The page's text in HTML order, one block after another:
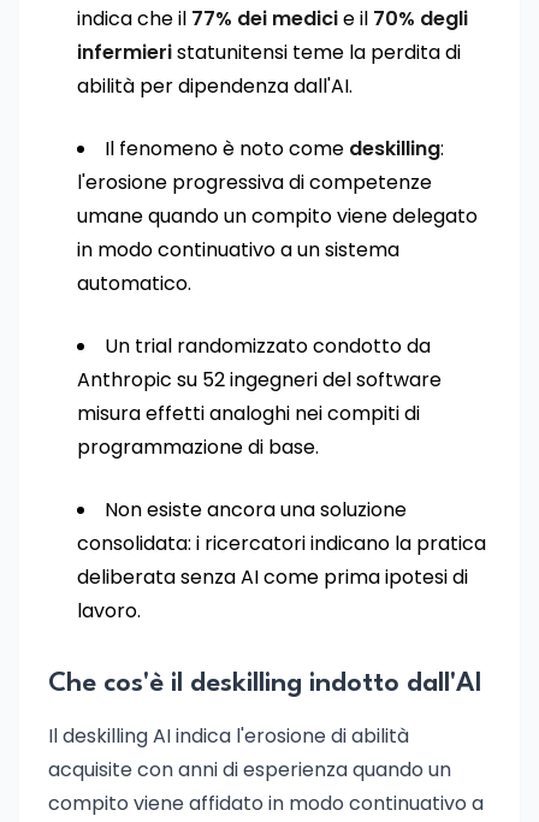
indica che il 77% dei medicie il 70% degli
infermieristatunitensi teme la perdita di
abilità per dipendenza dall'AI.
Il fenomeno è noto come deskilling:
l'erosione progressiva di competenze
umane quando un compito viene delegato
in modo continuativo a un sistema
automatico.
Un trial randomizzato condotto da
Anthropic su 52 ingegneri del software
misura effetti analoghi nei compiti di
programmazione di base.
Non esiste ancora una soluzione
consolidata: i ricercatori indicano la pratica
deliberata senza AI come prima ipotesi di
lavoro.
Che cos'è il deskilling indotto dall'AI
Il deskilling AI indica l'erosione di abilità
acquisite con anni di esperienza quando un
compito viene affidato in modo continuativo a